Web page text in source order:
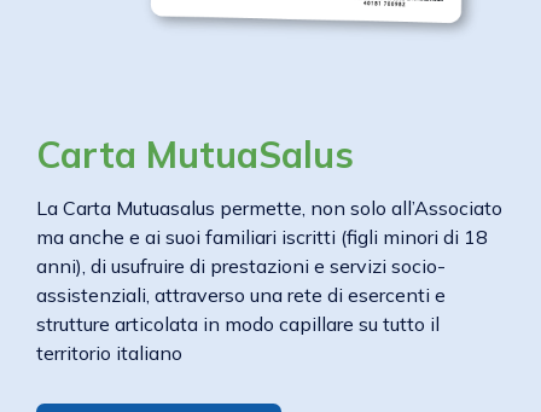
Carta MutuaSalus
La Carta Mutuasalus permette, non solo all’Associato
ma anche e ai suoi familiari iscritti (figli minori di 18
anni), di usufruire di prestazioni e servizi socio-
assistenziali, attraverso una rete di esercenti e
strutture articolata in modo capillare su tutto il
territorio italiano